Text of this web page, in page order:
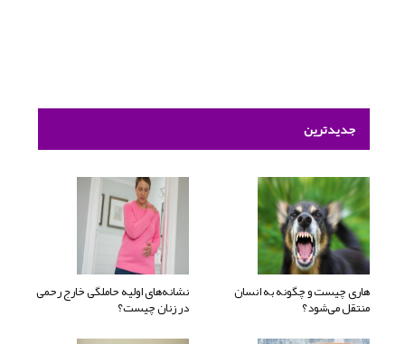
جدیدترین
هاری چیست و چگونه به انسان
منتقل می‌شود؟
نشانه‌های اولیه حاملگی خارج رحمی
در زنان چیست؟